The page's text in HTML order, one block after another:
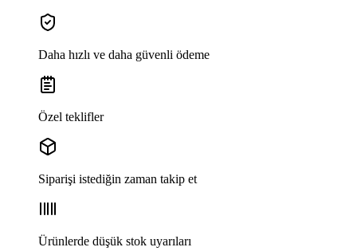
Daha hızlı ve daha güvenli ödeme
Özel teklifler
Siparişi istediğin zaman takip et
Ürünlerde düşük stok uyarıları